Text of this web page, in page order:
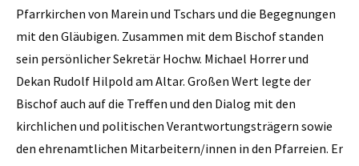
Pfarrkirchen von Marein und Tschars und die Begegnungen
mit den Gläubigen. Zusammen mit dem Bischof standen
sein persönlicher Sekretär Hochw. Michael Horrer und
Dekan Rudolf Hilpold am Altar. Großen Wert legte der
Bischof auch auf die Treffen und den Dialog mit den
kirchlichen und politischen Verantwortungsträgern sowie
den ehrenamtlichen Mitarbeitern/innen in den Pfarreien. Er